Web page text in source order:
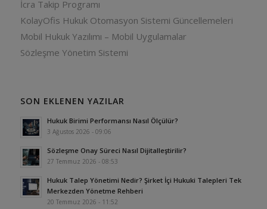
İcra Takip Programı
KolayOfis Hukuk Otomasyon Sistemi Güncellemeleri
Mobil Hukuk Yazılımı – Mobil Uygulamalar
Sözleşme Yönetim Sistemi
SON EKLENEN YAZILAR
Hukuk Birimi Performansı Nasıl Ölçülür?
3 Ağustos 2026 - 09:06
Sözleşme Onay Süreci Nasıl Dijitalleştirilir?
27 Temmuz 2026 - 08:53
Hukuk Talep Yönetimi Nedir? Şirket İçi Hukuki Talepleri Tek
Merkezden Yönetme Rehberi
20 Temmuz 2026 - 11:52